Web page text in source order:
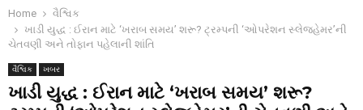
Home
વૈશ્વિક
ખાડી યુદ્ધ : ઈરાન માટે ‘ખરાબ સમય’ શરૂ? ટ્રમ્પની ‘ઓપરેશન સ્લેજહેમર’ની
ચેતવણી અને તોફાન પહેલાની શાંતિ
વૈશ્વિક ખબર
ખાડી યુદ્ધ : ઈરાન માટે ‘ખરાબ સમય’ શરૂ?